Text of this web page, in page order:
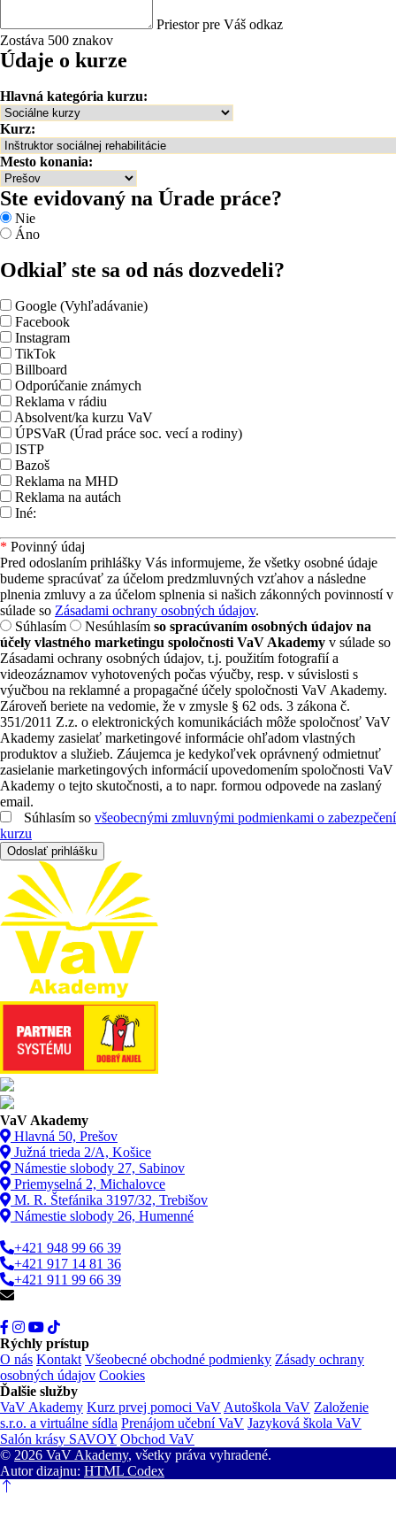
Priestor pre Váš odkaz
Zostáva 500 znakov
Údaje o kurze
Hlavná kategória kurzu:
Kurz:
Mesto konania:
Ste evidovaný na Úrade práce?
Nie
Áno
Odkiaľ ste sa od nás dozvedeli?
Google (Vyhľadávanie)
Facebook
Instagram
TikTok
Billboard
Odporúčanie známych
Reklama v rádiu
Absolvent/ka kurzu VaV
ÚPSVaR (Úrad práce soc. vecí a rodiny)
ISTP
Bazoš
Reklama na MHD
Reklama na autách
Iné:
* Povinný údaj
Pred odoslaním prihlášky Vás informujeme, že všetky osobné údaje
budeme spracúvať za účelom predzmluvných vzťahov a následne
plnenia zmluvy a za účelom splnenia si našich zákonných povinností v
súlade so Zásadami ochrany osobných údajov.
Súhlasím
Nesúhlasím so spracúvaním osobných údajov na
účely vlastného marketingu spoločnosti VaV Akademy v súlade so
Zásadami ochrany osobných údajov, t.j. použitím fotografií a
videozáznamov vyhotovených počas výučby, resp. v súvislosti s
výučbou na reklamné a propagačné účely spoločnosti VaV Akademy.
Zároveň beriete na vedomie, že v zmysle § 62 ods. 3 zákona č.
351/2011 Z.z. o elektronických komunikáciách môže spoločnosť VaV
Akademy zasielať marketingové informácie ohľadom vlastných
produktov a služieb. Záujemca je kedykoľvek oprávnený odmietnuť
zasielanie marketingových informácií upovedomením spoločnosti VaV
Akademy o tejto skutočnosti, a to napr. formou odpovede na zaslaný
email.
Súhlasím so všeobecnými zmluvnými podmienkami o zabezpečení
kurzu
Odoslať prihlášku
VaV Akademy
Hlavná 50, Prešov
Južná trieda 2/A, Košice
Námestie slobody 27, Sabinov
Priemyselná 2, Michalovce
M. R. Štefánika 3197/32, Trebišov
Námestie slobody 26, Humenné
+421 948 99 66 39
+421 917 14 81 36
+421 911 99 66 39
Rýchly prístup
O nás Kontakt Všeobecné obchodné podmienky Zásady ochrany
osobných údajov Cookies
Ďalšie služby
VaV Akademy Kurz prvej pomoci VaV Autoškola VaV Založenie
s.r.o. a virtuálne sídla Prenájom učební VaV Jazyková škola VaV
Salón krásy SAVOY Obchod VaV
© 2026 VaV Akademy, všetky práva vyhradené.
Autor dizajnu: HTML Codex